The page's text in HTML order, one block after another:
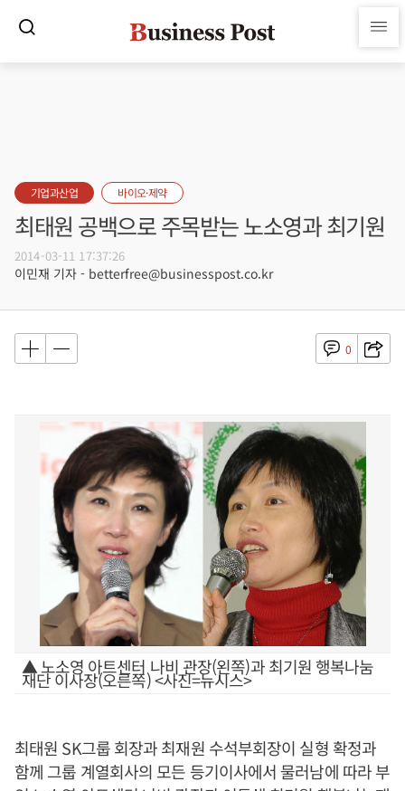
기업과산업 바이오·제약
최태원 공백으로 주목받는 노소영과 최기원
2014-03-11 17:37:26
이민재 기자 - betterfree@businesspost.co.kr
0
▲ 노소영 아트센터 나비 관장(왼쪽)과 최기원 행복나눔
재단 이사장(오른쪽) <사진=뉴시스>
최태원 SK그룹 회장과 최재원 수석부회장이 실형 확정과
함께 그룹 계열회사의 모든 등기이사에서 물러남에 따라 부